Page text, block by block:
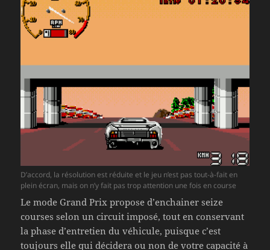
D’accord, la résolution est réduite et le jeu n’est pas tout-à-fait en
plein écran, mais on n’y fait pas trop attention une fois en course
Le mode Grand Prix propose d’enchainer seize
courses selon un circuit imposé, tout en conservant
la phase d’entretien du véhicule, puisque c’est
toujours elle qui décidera ou non de votre capacité à